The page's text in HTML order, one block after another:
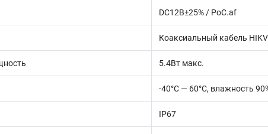
DC12В±25% / PoC.af
Коаксиальный кабель
5.4Вт макс.
-40°С — 60°С, влажность
IP67